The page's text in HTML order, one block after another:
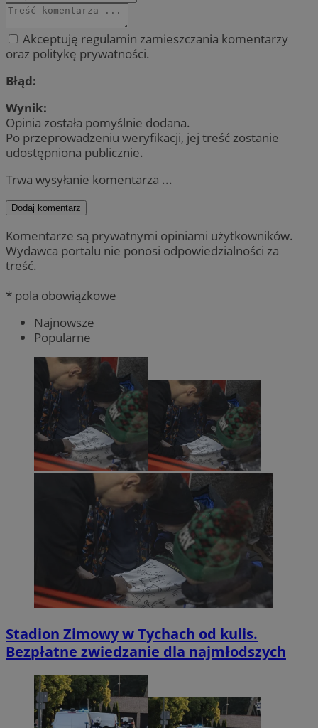
Akceptuję regulamin zamieszczania komentarzy
oraz politykę prywatności.
Błąd:
Wynik:
Opinia została pomyślnie dodana.
Po przeprowadzeniu weryfikacji, jej treść zostanie
udostępniona publicznie.
Trwa wysyłanie komentarza ...
Dodaj komentarz
Komentarze są prywatnymi opiniami użytkowników.
Wydawca portalu nie ponosi odpowiedzialności za
treść.
* pola obowiązkowe
Najnowsze
Popularne
Stadion Zimowy w Tychach od kulis.
Bezpłatne zwiedzanie dla najmłodszych